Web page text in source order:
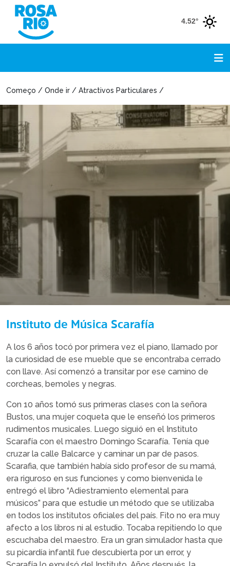
4.52°
Começo / Onde ir / Atractivos Particulares /
Instituto de Música Scarafía
A los 6 años tocó por primera vez el piano, llamado por
la curiosidad de ese mueble que se encontraba cerrado
con llave. Así comenzó a transitar por ese camino de
corcheas, bemoles y negras.
Con 10 años tomó sus primeras clases con la señora
Bustos, una mujer coqueta que le enseñó los primeros
rudimentos musicales. Luego siguió en el Instituto
Scarafía con el maestro Domingo Scarafía. Tenía que
cruzar la calle Balcarce y caminar un par de pasos.
Scarafia, que también había sido profesor de su mamá,
era riguroso en sus funciones y como bienvenida le
entregó el libro “Adiestramiento elemental para
músicos” para que estudie un método que se utilizaba
en todos los institutos oficiales del país. Fito no era muy
afecto a los libros ni al estudio. Tocaba repitiendo lo que
escuchaba del maestro. Era un gran simulador hasta que
su picardía infantil fue descubierta por un error, y